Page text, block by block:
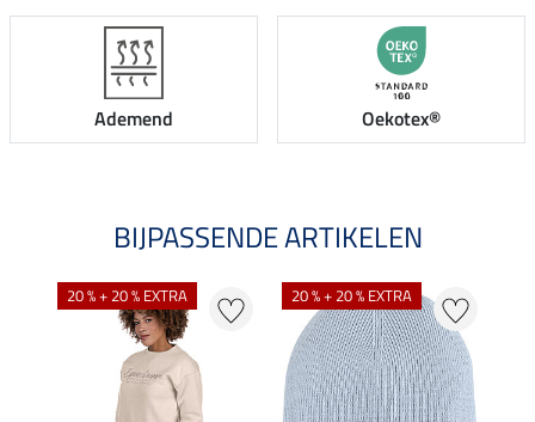
Ademend Oekotex®
BIJPASSENDE ARTIKELEN
20 % + 20 % EXTRA 20 % + 20 % EXTRA